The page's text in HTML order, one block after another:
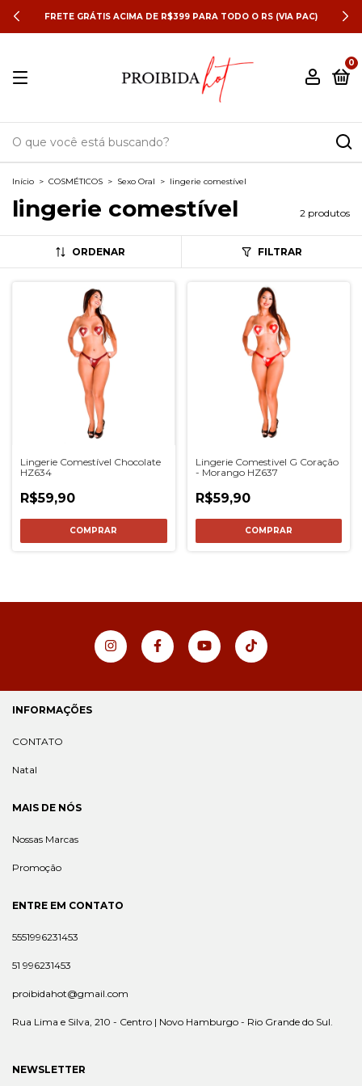
FRETE GRÁTIS ACIMA DE R$399 PARA TODO O RS (VIA PAC)
0
Início > COSMÉTICOS > Sexo Oral > lingerie comestível
lingerie comestível 2 produtos
ORDENAR FILTRAR
Lingerie Comestível Chocolate
HZ634
R$59,90
Lingerie Comestivel G Coração
- Morango HZ637
R$59,90
INFORMAÇÕES
CONTATO
Natal
MAIS DE NÓS
Nossas Marcas
Promoção
ENTRE EM CONTATO
5551996231453
51 996231453
proibidahot@gmail.com
Rua Lima e Silva, 210 - Centro | Novo Hamburgo - Rio Grande do Sul.
NEWSLETTER